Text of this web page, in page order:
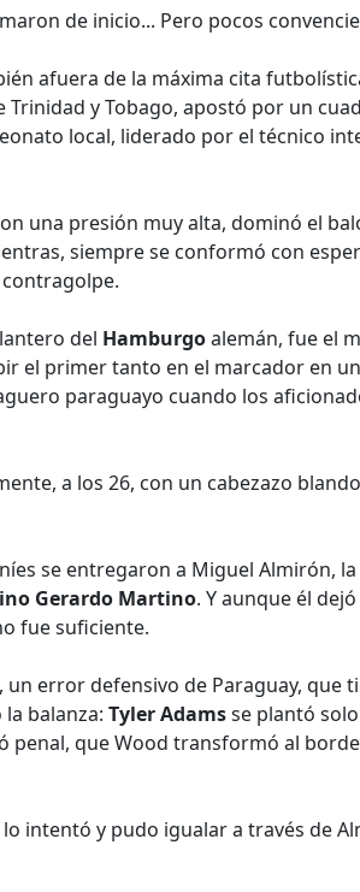
de inicio... Pero pocos
afuera de la máxima cita
Trinidad y Tobago, apostó por un
local, liderado por el técnico
una presión muy alta, dominó el
siempre se conformó con
del Hamburgoalemán, fue el
el primer tanto en el marcador en
paraguayo cuando los
a los 26, con un cabezazo
se entregaron a Miguel Almirón,
Gerardo Martino. Y aunque él
fue suficiente.
error defensivo de Paraguay, que
balanza: Tyler Adamsse plantó
penal, que Wood transformó al
lo intentó y pudo igualar a través de